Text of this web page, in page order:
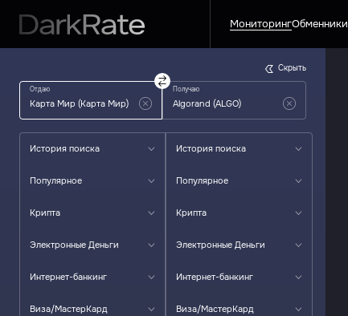
МониторингОбменники
Отдаю Получаю
История поиска
Популярное
Крипта
Электронные Деньги
Интернет-банкинг
Виза/МастерКард
История поиска
Популярное
Крипта
Электронные Деньги
Интернет-банкинг
Виза/МастерКард
Скрыть